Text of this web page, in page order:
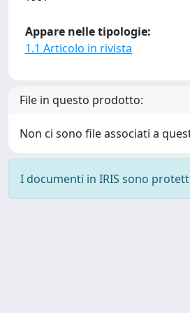
Appare nelle tipologie:
1.1 Articolo in rivista
File in questo prodotto:
Non ci sono file associati a
I documenti in IRIS sono